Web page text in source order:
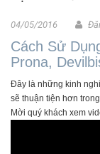
04/05/2016
Cách Sử
Prona,
Đây là những kinh
sẽ thuận tiện hơn
Mời quý khách xem